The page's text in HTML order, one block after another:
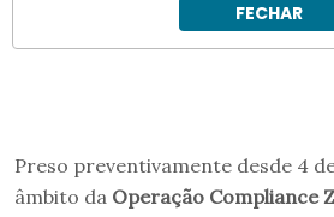
Preso preventivamente desde 4
âmbito da Operação Compliance
FECHAR